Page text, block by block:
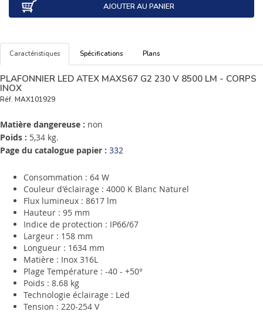
AJOUTER AU PANIER
Caractéristiques Spécifications Plans
PLAFONNIER LED ATEX MAXS67 G2 230 V 8500 LM - CORPS
INOX
Réf. MAX101929
Matière dangereuse : non
Poids : 5,34 kg.
Page du catalogue papier : 332
Consommation : 64 W
Couleur d'éclairage : 4000 K Blanc Naturel
Flux lumineux : 8617 lm
Hauteur : 95 mm
Indice de protection : IP66/67
Largeur : 158 mm
Longueur : 1634 mm
Matière : Inox 316L
Plage Température : -40 - +50°
Poids : 8.68 kg
Technologie éclairage : Led
Tension : 220-254 V